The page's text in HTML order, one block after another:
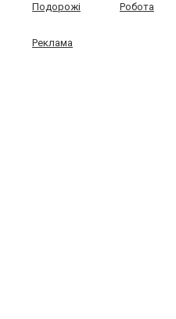
Подорожі Робота
Реклама